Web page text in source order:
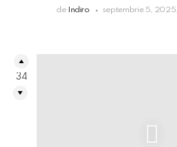
de Indiro septembrie 5,
34